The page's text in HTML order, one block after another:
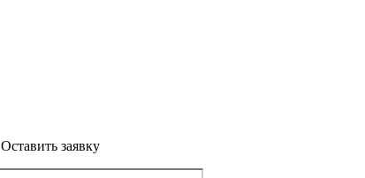
Оставить заявку